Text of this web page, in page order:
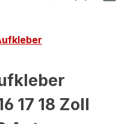
17 18 Zoll